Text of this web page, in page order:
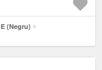
(Negru)